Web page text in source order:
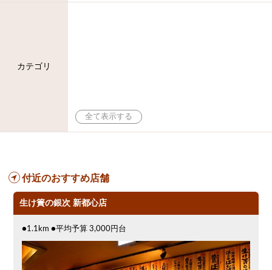
カテゴリ
付近のおすすめ店舗
生け簀の銀次 新都心店
●1.1km ●平均予算 3,000円台